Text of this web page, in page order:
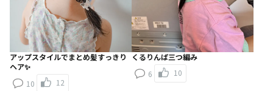
アップスタイルでまとめ髪すっきり
ヘア✨
10
12
くるりんぱ三つ編み
6
10